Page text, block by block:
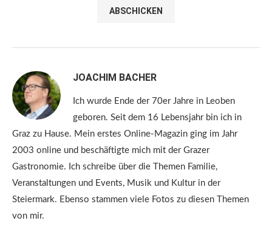
JOACHIM BACHER
Ich wurde Ende der 70er Jahre in Leoben
geboren. Seit dem 16 Lebensjahr bin ich in
Graz zu Hause. Mein erstes Online-Magazin ging im Jahr
2003 online und beschäftigte mich mit der Grazer
Gastronomie. Ich schreibe über die Themen Familie,
Veranstaltungen und Events, Musik und Kultur in der
Steiermark. Ebenso stammen viele Fotos zu diesen Themen
von mir.